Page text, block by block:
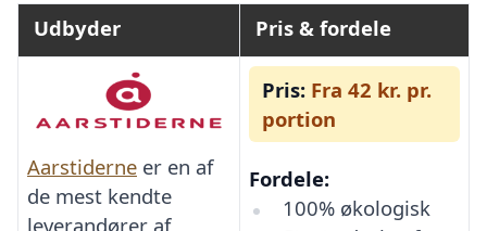
Udbyder Pris & fordele
Aarstiderne er en af
de mest kendte
leverandører af
Pris: Fra 42 kr. pr.
portion
Fordele:
100% økologisk